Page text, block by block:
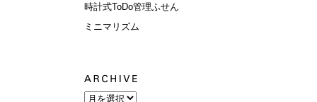
時計式ToDo管理ふせん
ミニマリズム